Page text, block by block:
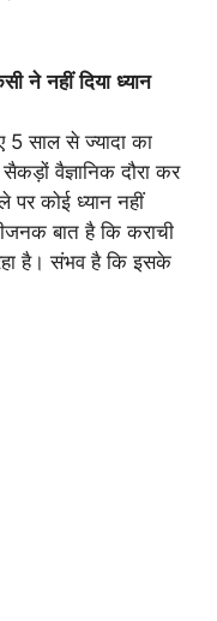
ने नहीं दिया ध्यान
5 साल से ज्यादा का
वैज्ञानिक दौरा कर
कोई ध्यान नहीं
बात है कि कराची
है। संभव है कि इसके